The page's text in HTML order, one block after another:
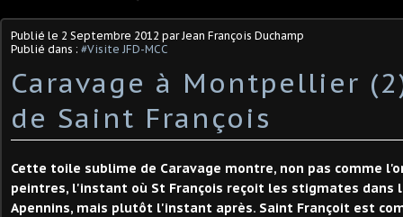
Publié le 2 Septembre 2012 par Jean François Duchamp
Publié dans : #Visite JFD-MCC
Caravage à Montpellier
de Saint François
Cette toile sublime de Caravage montre, non pas comme
peintres, l'instant où St François reçoit les stigmates dans
Apennins, mais plutôt l'instant après. Saint Françoit est